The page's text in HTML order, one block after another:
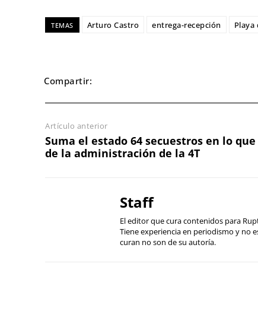
TEMAS Arturo Castro entrega-recepción Playa
Compartir:
Artículo anterior
Suma el estado 64 secuestros en lo que
de la administración de la 4T
Staff
El editor que cura contenidos para
Tiene experiencia en periodismo y no
curan no son de su autoría.